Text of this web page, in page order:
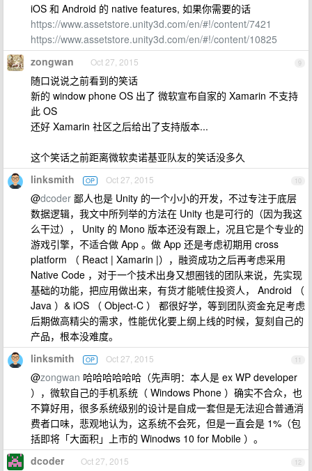
iOS 和 Android 的 native features, 如果你需要的话
https://www.assetstore.unity3d.com/en/#!/content/7421
https://www.assetstore.unity3d.com/en/#!/content/10825
9
zongwan Oct 27, 2015
随口说说之前看到的笑话
新的 window phone OS 出了 微软宣布自家的 Xamarin 不支持
此 OS
还好 Xamarin 社区之后给出了支持版本...
这个笑话之前距离微软卖诺基亚队友的笑话没多久
10
linksmith OP Oct 27, 2015
@dcoder 鄙人也是 Unity 的一个小小的开发，不过专注于底层
数据逻辑，我文中所列举的方法在 Unity 也是可行的（因为我这
么干过）， Unity 的 Mono 版本还没有跟上，况且它是个专业的
游戏引擎，不适合做 App 。做 App 还是考虑初期用 cross
platform （ React | Xamarin |），融资成功之后再考虑采用
Native Code ，对于一个技术出身又想圈钱的团队来说，先实现
基础的功能，把应用做出来，有货才能唬住投资人， Android （
Java ）& iOS （ Object-C ） 都很好学，等到团队资金充足考虑
后期做高精尖的需求，性能优化要上纲上线的时候，复刻自己的
产品，根本没难度。
11
linksmith OP Oct 27, 2015
@zongwan 哈哈哈哈哈哈（先声明：本人是 ex WP developer
），微软自己的手机系统（ Windows Phone ）确实不合众，也
不算好用，很多系统级别的设计是自成一套但是无法迎合普通消
费者口味，悲观地认为，这系统不会死，但是一直会是 1%（包
括即将「大面积」上市的 Winodws 10 for Mobile ）。
12
dcoder Oct 27, 2015